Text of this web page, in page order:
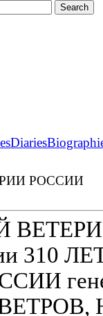
Diaries
РОССИИ
310